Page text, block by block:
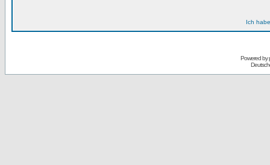
Ich
Powered by